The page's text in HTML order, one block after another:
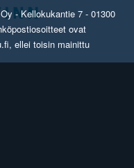
- Kellokukantie 7 - 01300
ovat
ellei toisin mainittu